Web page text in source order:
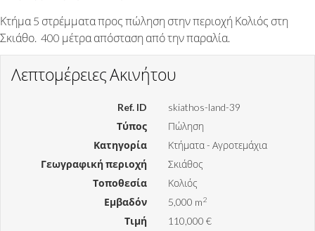
ΚΤΉΜΑ ΣΤΟΝ ΚΟΛΙΌ 2, ΣΚΙΆΘΟΣ
Κτήμα 5 στρέμματα προς πώληση στην περιοχή Κολιός στη
Σκιάθο. 400 μέτρα απόσταση από την παραλία.
Λεπτομέρειες Ακινήτου
Ref. ID
skiathos-land-39
Τύπος
Πώληση
Κατηγορία
Κτήματα - Αγροτεμάχια
Γεωγραφική περιοχή
Σκιάθος
Τοποθεσία
Κολιός
Εμβαδόν
5,000 m2
Τιμή 110,000 €